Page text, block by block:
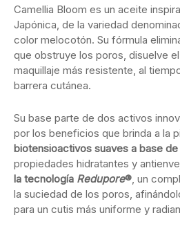
Camellia Bloom es un aceite
Japónica, de la variedad
color melocotón. Su fórmula
que obstruye los poros, disuelve
maquillaje más resistente, al
barrera cutánea.
Su base parte de dos activos
por los beneficios que brinda a la
biotensioactivos suaves a base
propiedades hidratantes y
la tecnología Redupore®, un
la suciedad de los poros,
para un cutis más uniforme y